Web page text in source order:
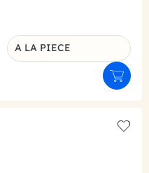
panier
Déclinaison du produit
A LA PIECE